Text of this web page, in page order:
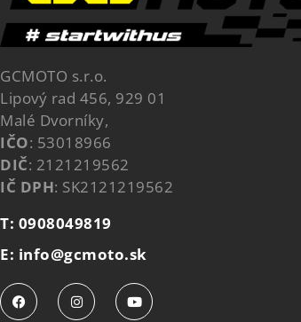
GCMOTO s.r.o.
Lipový rad 456, 929 01
Malé Dvorníky,
IČO: 53018966
DIČ: 2121219562
IČ DPH: SK2121219562
T: 0908049819
E: info@gcmoto.sk